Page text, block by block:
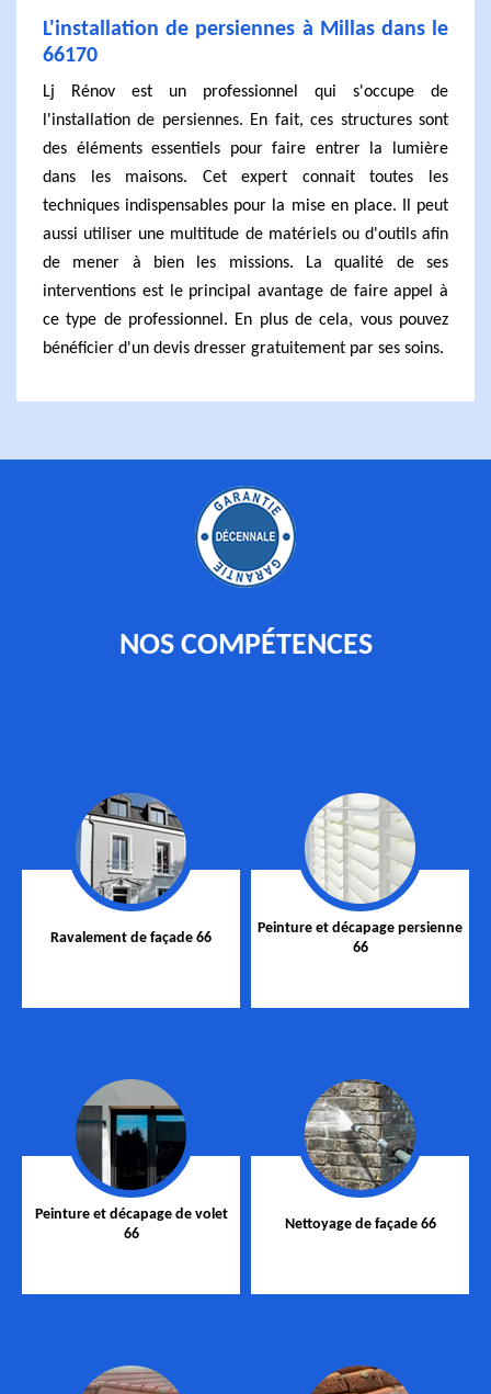
L'installation de persiennes à Millas dans le
66170
Lj Rénov est un professionnel qui s'occupe de
l'installation de persiennes. En fait, ces structures sont
des éléments essentiels pour faire entrer la lumière
dans les maisons. Cet expert connait toutes les
techniques indispensables pour la mise en place. Il peut
aussi utiliser une multitude de matériels ou d'outils afin
de mener à bien les missions. La qualité de ses
interventions est le principal avantage de faire appel à
ce type de professionnel. En plus de cela, vous pouvez
bénéficier d'un devis dresser gratuitement par ses soins.
NOS COMPÉTENCES
Ravalement de façade 66
Peinture et décapage persienne
66
Peinture et décapage de volet
66
Nettoyage de façade 66